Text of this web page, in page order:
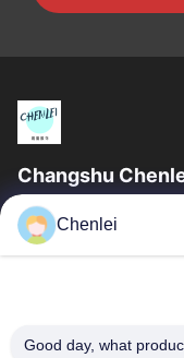
Changshu
창수 천레이 의류 유한
90km 떨어진 장쑤성 쑤
의 장점은 우수한 품질
Chenlei
Good day, what